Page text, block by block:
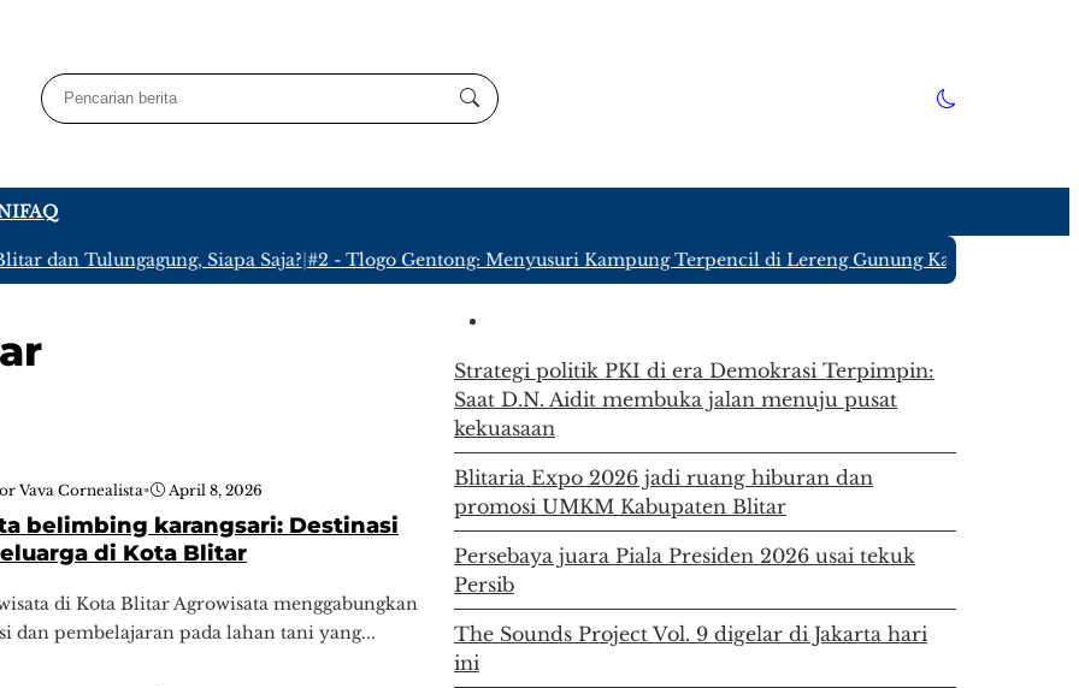
FAQ
dan Tulungagung, Siapa Saja?|#2 - Tlogo Gentong: Menyusuri Kampung Terpencil di Lereng Gunung Kawi Blitar yang
Vava Cornealista• April 8, 2026
belimbing karangsari: Destinasi
di Kota Blitar
di Kota Blitar Agrowisata menggabungkan
dan pembelajaran pada lahan tani yang...
Strategi politik PKI di era Demokrasi Terpimpin:
Saat D.N. Aidit membuka jalan menuju pusat
kekuasaan
Blitaria Expo 2026 jadi ruang hiburan dan
promosi UMKM Kabupaten Blitar
Persebaya juara Piala Presiden 2026 usai tekuk
Persib
The Sounds Project Vol. 9 digelar di Jakarta hari
ini